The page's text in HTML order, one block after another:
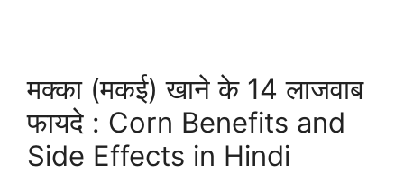
मक्का (मकई) खाने के 14 लाजवाब
फायदे : Corn Benefits and
Side Effects in Hindi